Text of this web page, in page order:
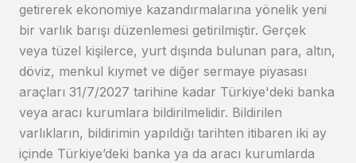
getirerek ekonomiye kazandırmalarına yönelik yeni
bir varlık barışı düzenlemesi getirilmiştir. Gerçek
veya tüzel kişilerce, yurt dışında bulunan para, altın,
döviz, menkul kıymet ve diğer sermaye piyasası
araçları 31/7/2027 tarihine kadar Türkiye'deki banka
veya aracı kurumlara bildirilmelidir. Bildirilen
varlıkların, bildirimin yapıldığı tarihten itibaren iki ay
içinde Türkiye’deki banka ya da aracı kurumlarda